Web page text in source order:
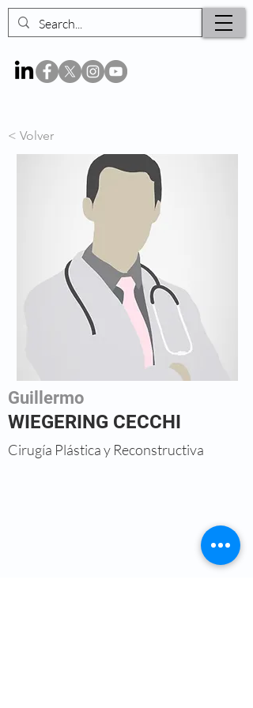
< Volver
Guillermo
WIEGERING CECCHI
Cirugía Plástica y Reconstructiva